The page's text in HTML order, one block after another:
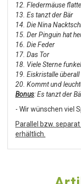
12. Fledermäuse
13. Es tanzt der Bär
14. Die Nina
15. Der Pinguin hat
16. Die Feder
17. Das Tor
18. Viele Sterne
19. Eiskristalle überall
20. Kommt und
Bonus: Es tanzt der
- Wir wünschen viel
Parallel bzw.
erhältlich.